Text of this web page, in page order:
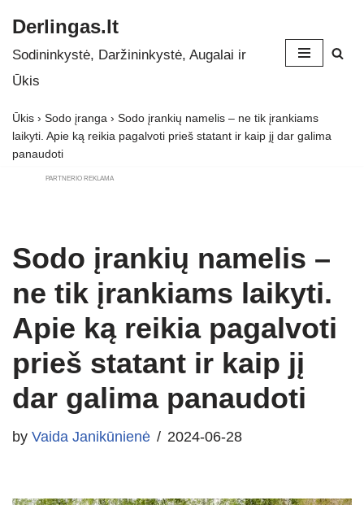
Skip
to
Derlingas.lt
Sodininkystė, Daržininkystė, Augalai ir
Ūkis
Ūkis › Sodo įranga › Sodo įrankių namelis – ne tik įrankiams
laikyti. Apie ką reikia pagalvoti prieš statant ir kaip jį dar galima
panaudoti
PARTNERIO REKLAMA
Sodo įrankių namelis –
ne tik įrankiams laikyti.
Apie ką reikia pagalvoti
prieš statant ir kaip jį
dar galima panaudoti
by Vaida Janikūnienė 2024-06-28